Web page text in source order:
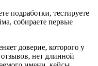
подработки, тестируете
собираете первые
доверие, которого у
нет длинной